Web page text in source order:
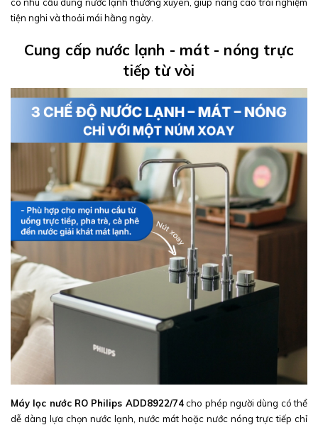
tiện nghi và thoải mái hằng ngày.
Cung cấp nước lạnh - mát - nóng trực
tiếp từ vòi
Máy lọc nước RO Philips ADD8922/74cho phép người dùng có thể
dễ dàng lựa chọn nước lạnh, nước mát hoặc nước nóng trực tiếp chỉ